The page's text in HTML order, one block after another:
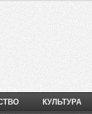
КУЛЬТУРА